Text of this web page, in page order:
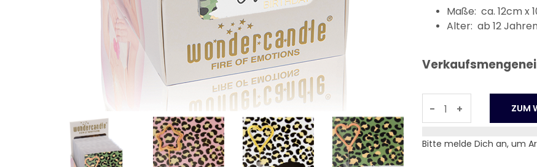
Maße: ca. 12cm x
Alter: ab 12
- +
Bitte melde Dich an, um